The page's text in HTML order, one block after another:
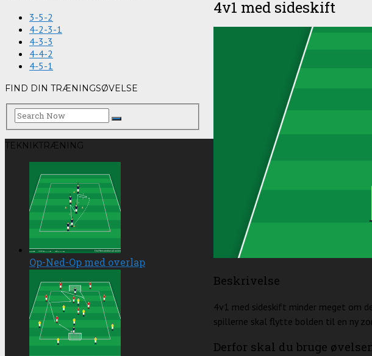
4v1 med sideskift
Beskrivelse
4v1 med sideskift minder meget om
spillerne skal flytte bolden til en ny
Derfor skal du bruge
3-5-2
4-2-3-1
4-3-3
4-4-2
4-5-1
FIND DIN TRÆNINGSØVELSE
TEKNIKTRÆNING
Op-Ned-Op med overlap